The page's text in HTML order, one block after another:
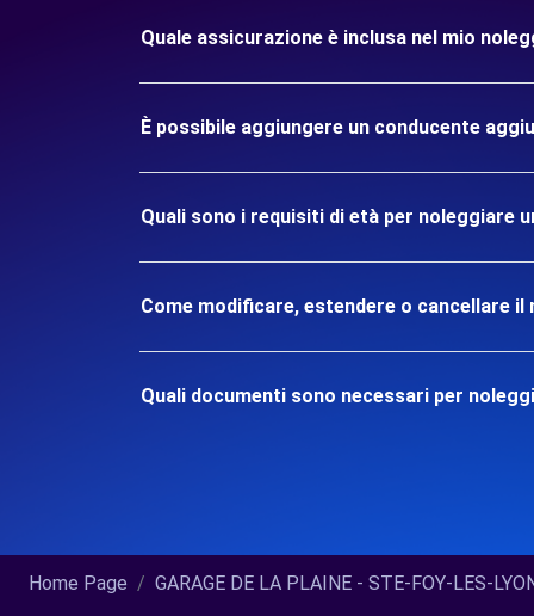
Quale assicurazione è inclusa nel mio
È possibile aggiungere un conducente
Quali sono i requisiti di età per noleggiare
Come modificare, estendere o cancellare il
Quali documenti sono necessari per
Home Page GARAGE DE LA PLAINE - STE-FOY-LES-